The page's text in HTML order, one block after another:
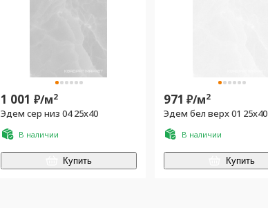
1 001 ₽/м2
Эдем сер низ 04 25x40
В наличии
Купить
971 ₽/м2
Эдем бел верх 01 25x40
В наличии
Купить